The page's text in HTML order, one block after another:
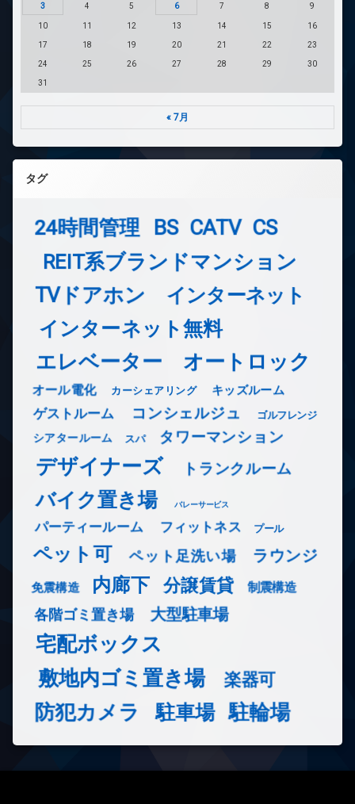
3 4 5 6 7 8 9
10 11 12 13 14 15 16
17 18 19 20 21 22 23
24 25 26 27 28 29 30
31
« 7月
タグ
24時間管理 BS CATV CS
REIT系ブランドマンション
TVドアホン インターネット
インターネット無料
エレベーター オートロック
オール電化 カーシェアリング キッズルーム
ゲストルーム コンシェルジュ ゴルフレンジ
シアタールーム スパ タワーマンション
デザイナーズ トランクルーム
バイク置き場 バレーサービス
パーティールーム フィットネス プール
ペット可 ペット足洗い場 ラウンジ
免震構造 内廊下 分譲賃貸 制震構造
各階ゴミ置き場 大型駐車場
宅配ボックス
敷地内ゴミ置き場
楽器可
防犯カメラ 駐車場 駐輪場